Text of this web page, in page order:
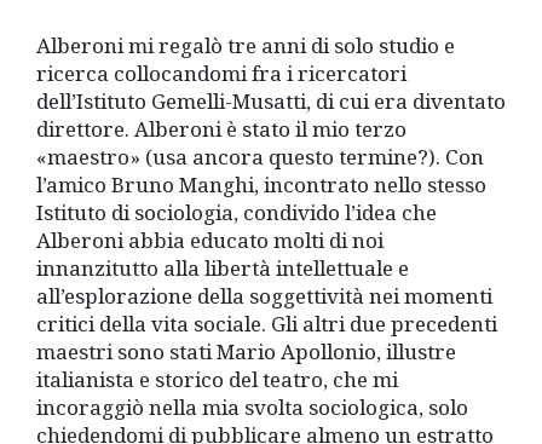
Alberoni mi regalò tre anni di solo studio e
ricerca collocandomi fra i ricercatori
dell’Istituto Gemelli-Musatti, di cui era diventato
direttore. Alberoni è stato il mio terzo
«maestro» (usa ancora questo termine?). Con
l’amico Bruno Manghi, incontrato nello stesso
Istituto di sociologia, condivido l’idea che
Alberoni abbia educato molti di noi
innanzitutto alla libertà intellettuale e
all’esplorazione della soggettività nei momenti
critici della vita sociale. Gli altri due precedenti
maestri sono stati Mario Apollonio, illustre
italianista e storico del teatro, che mi
incoraggiò nella mia svolta sociologica, solo
chiedendomi di pubblicare almeno un estratto